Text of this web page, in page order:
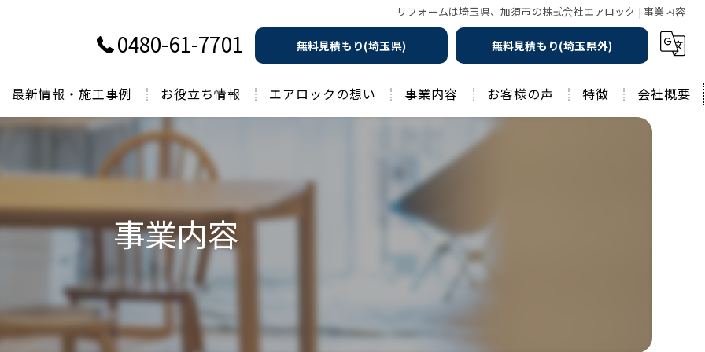
リフォームは埼玉県、加須市の株式会社エアロック | 事業内容
0480-61-7701 無料見積もり(埼玉県) 無料見積もり(埼玉県外)
最新情報・施工事例 お役立ち情報
過去のお役立ち情報
エアロックの想い 事業内容
水回りリフォーム
お客様の声 特徴 会社概要
事業内容